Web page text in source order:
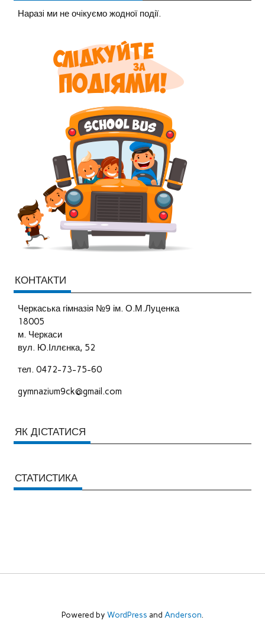
Наразi ми не очiкуємо жодної події.
КОНТАКТИ
Черкаська гімназія №9 ім. О.М.Луценка
18005
м. Черкаси
вул. Ю.Іллєнка, 52
тел. 0472-73-75-60
gymnazium9ck@gmail.com
ЯК ДІСТАТИСЯ
СТАТИСТИКА
Powered by WordPress and Anderson